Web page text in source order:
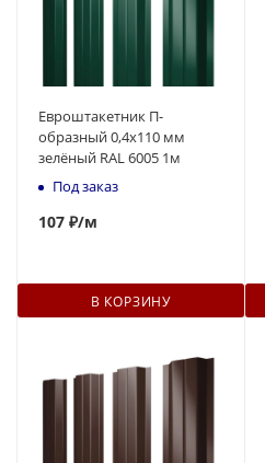
Евроштакетник П-
образный 0,4x110 мм
зелёный RAL 6005 1м
Под заказ
107 ₽/м
В КОРЗИНУ